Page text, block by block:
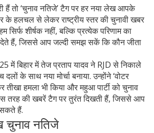
हैं तो ‘चुनाव नतिजे’ टैग पर हर नया लेख आपके
के हलचल से लेकर राष्ट्रीय स्तर की चुनावी खबर
शीर्षक नहीं, बल्कि प्रत्येक परिणाम का
देते हैं, जिससे आप जल्दी समझ सकें कि कौन जीता
में बिहार में तेज प्रताप यादव ने RJD से निकाले
के साथ नया मोर्चा बनाया. उन्होंने ‘वोटर
तीखा हमला भी किया और महुआ पार्टी को चुनाव
तरह की खबरें टैग पर तुरंत दिखती हैं, जिससे आप
हैं.
नतिजे